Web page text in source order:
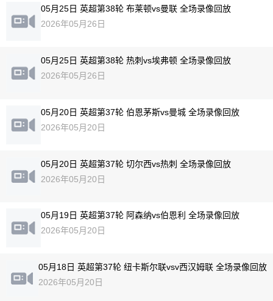
05月25日 英超第38轮 布莱顿vs曼联 全场录像回放
2026年05月26日
05月25日 英超第38轮 热刺vs埃弗顿 全场录像回放
2026年05月26日
05月20日 英超第37轮 伯恩茅斯vs曼城 全场录像回放
2026年05月20日
05月20日 英超第37轮 切尔西vs热刺 全场录像回放
2026年05月20日
05月19日 英超第37轮 阿森纳vs伯恩利 全场录像回放
2026年05月20日
05月18日 英超第37轮 纽卡斯尔联vsv西汉姆联 全场录像回放
2026年05月20日